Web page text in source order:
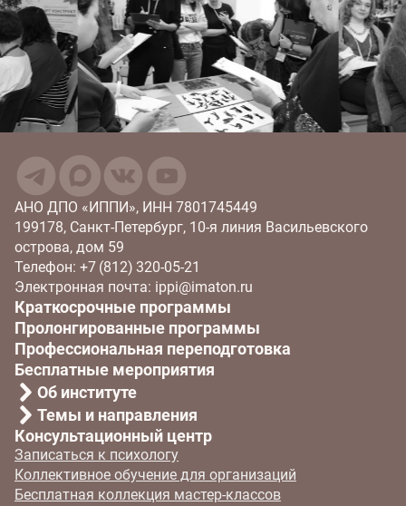
Об институте
Темы и направления
Консультационный центр
Записаться к психологу
Краткосрочные программы
Пролонгированные программы
Профессиональная переподготовка
Бесплатные мероприятия
Коллективное обучение для организаций
Бесплатная коллекция мастер-классов
АНО ДПО «ИППИ», ИНН 7801745449
199178, Санкт-Петербург, 10‑я линия Васильевского
острова, дом 59
Телефон: +7 (812) 320‑05‑21
Электронная почта: ippi@imaton.ru